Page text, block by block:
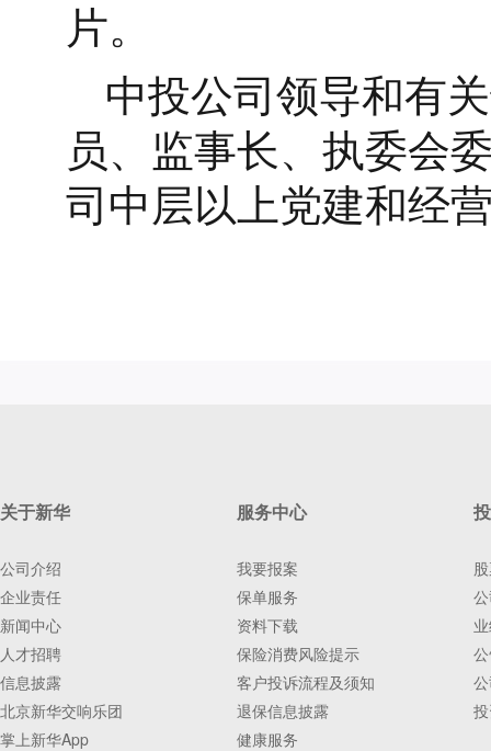
片。
中投公司领导和有
员、监事长、执委会
司中层以上党建和经
关于新华
公司介绍
企业责任
新闻中心
人才招聘
信息披露
北京新华交响乐团
掌上新华App
服务中心
我要报案
保单服务
资料下载
保险消费风险提示
客户投诉流程及须知
退保信息披露
健康服务